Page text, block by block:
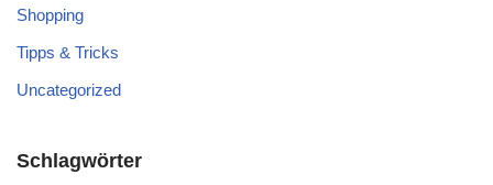
Shopping
Tipps & Tricks
Uncategorized
Schlagwörter